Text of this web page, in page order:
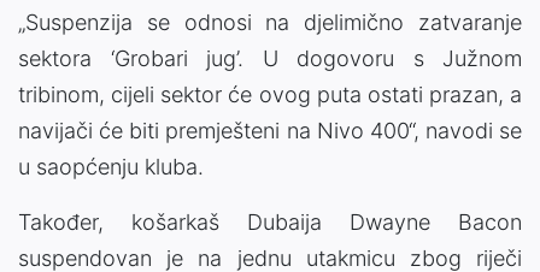
„Suspenzija se odnosi na djelimično zatvaranje
sektora ‘Grobari jug’. U dogovoru s Južnom
tribinom, cijeli sektor će ovog puta ostati prazan, a
navijači će biti premješteni na Nivo 400“, navodi se
u saopćenju kluba.
Također, košarkaš Dubaija Dwayne Bacon
suspendovan je na jednu utakmicu zbog riječi